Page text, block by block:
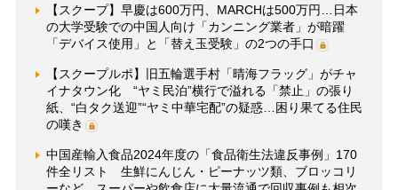
【スクープ】早慶は600万円、MARCHは500万円…日本
の大学受験での中国人向け「カンニング業者」が暗躍
「デバイス使用」と「替え玉受験」の2つの手口
【スクープルポ】旧五輪選手村「晴海フラッグ」がチャ
イナタウン化 “ヤミ民泊”横行で溢れる「禁止」の張り
紙、“白タク送迎”“ヤミ中華宅配”の疑惑…困り果てる住民
の嘆き
中国産輸入食品2024年度の「食品衛生法違反事例」170
件全リスト 生鮮にんじん・ピーナッツ類、ブロッコリ